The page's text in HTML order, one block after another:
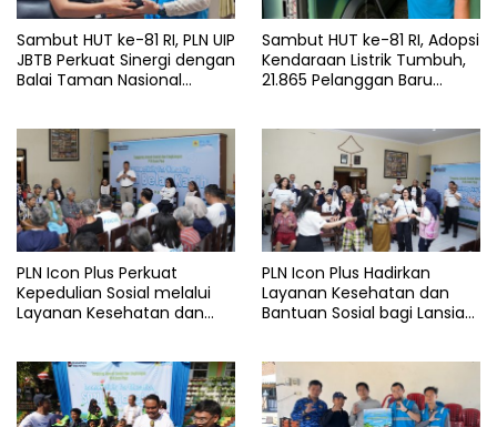
Sambut HUT ke-81 RI, PLN UIP
JBTB Perkuat Sinergi dengan
Balai Taman Nasional
kV Paiton–
Watudodol/Kalipuro
Sambut HUT ke-81 RI, Adopsi
Kendaraan Listrik Tumbuh,
21.865 Pelanggan Baru
PLN Icon Plus Perkuat
Kepedulian Sosial melalui
Layanan Kesehatan dan
PLN Icon Plus Hadirkan
Layanan Kesehatan dan
Bantuan Sosial bagi Lansia